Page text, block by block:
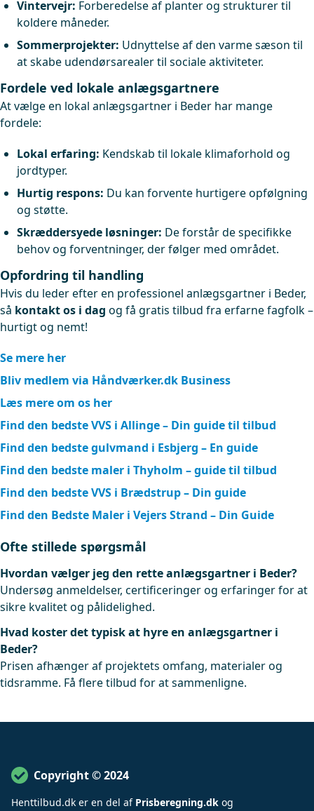
Vintervejr: Forberedelse af planter og strukturer til
koldere måneder.
Sommerprojekter: Udnyttelse af den varme sæson til
at skabe udendørsarealer til sociale aktiviteter.
Fordele ved lokale anlægsgartnere
At vælge en lokal anlægsgartner i Beder har mange
fordele:
Lokal erfaring: Kendskab til lokale klimaforhold og
jordtyper.
Hurtig respons: Du kan forvente hurtigere opfølgning
og støtte.
Skræddersyede løsninger: De forstår de specifikke
behov og forventninger, der følger med området.
Opfordring til handling
Hvis du leder efter en professionel anlægsgartner i Beder,
så kontakt os i dag og få gratis tilbud fra erfarne fagfolk –
hurtigt og nemt!
Se mere her
Bliv medlem via Håndværker.dk Business
Læs mere om os her
Find den bedste VVS i Allinge – Din guide til tilbud
Find den bedste gulvmand i Esbjerg – En guide
Find den bedste maler i Thyholm – guide til tilbud
Find den bedste VVS i Brædstrup – Din guide
Find den Bedste Maler i Vejers Strand – Din Guide
Ofte stillede spørgsmål
Hvordan vælger jeg den rette anlægsgartner i Beder?
Undersøg anmeldelser, certificeringer og erfaringer for at
sikre kvalitet og pålidelighed.
Hvad koster det typisk at hyre en anlægsgartner i
Beder?
Prisen afhænger af projektets omfang, materialer og
tidsramme. Få flere tilbud for at sammenligne.
Copyright © 2024
Henttilbud.dk er en del af Prisberegning.dk og